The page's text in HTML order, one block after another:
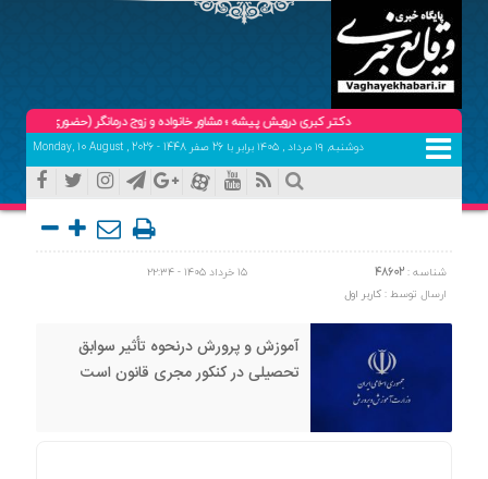
دکتر کبری درویش پیشه ؛ مشاور خانواده و زوج درمانگر (حضوری و تلفنی ) تلفن
دوشنبه, ۱۹ مرداد , ۱۴۰۵ برابر با 26 صفر 1448 - Monday, 10 August , 2026
شناسه :48602
۱۵ خرداد ۱۴۰۵ - ۲۲:۳۴
ارسال توسط :کاربر اول
آموزش و پرورش درنحوه تأثیر سوابق
تحصیلی در کنکور مجری قانون است